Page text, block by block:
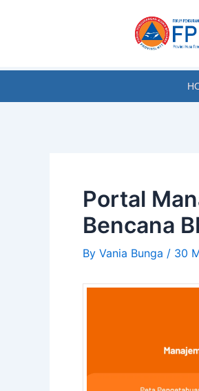
Portal
Bencana
By Vania Bunga / 30
navigation